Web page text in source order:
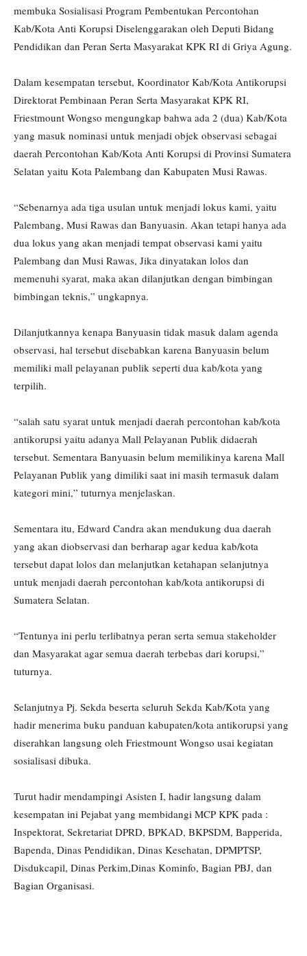
membuka Sosialisasi Program Pembentukan Percontohan
Kab/Kota Anti Korupsi Diselenggarakan oleh Deputi Bidang
Pendidikan dan Peran Serta Masyarakat KPK RI di Griya Agung.
Dalam kesempatan tersebut, Koordinator Kab/Kota Antikorupsi
Direktorat Pembinaan Peran Serta Masyarakat KPK RI,
Friestmount Wongso mengungkap bahwa ada 2 (dua) Kab/Kota
yang masuk nominasi untuk menjadi objek observasi sebagai
daerah Percontohan Kab/Kota Anti Korupsi di Provinsi Sumatera
Selatan yaitu Kota Palembang dan Kabupaten Musi Rawas.
“Sebenarnya ada tiga usulan untuk menjadi lokus kami, yaitu
Palembang, Musi Rawas dan Banyuasin. Akan tetapi hanya ada
dua lokus yang akan menjadi tempat observasi kami yaitu
Palembang dan Musi Rawas, Jika dinyatakan lolos dan
memenuhi syarat, maka akan dilanjutkan dengan bimbingan
bimbingan teknis,” ungkapnya.
Dilanjutkannya kenapa Banyuasin tidak masuk dalam agenda
observasi, hal tersebut disebabkan karena Banyuasin belum
memiliki mall pelayanan publik seperti dua kab/kota yang
terpilih.
“salah satu syarat untuk menjadi daerah percontohan kab/kota
antikorupsi yaitu adanya Mall Pelayanan Publik didaerah
tersebut. Sementara Banyuasin belum memilikinya karena Mall
Pelayanan Publik yang dimiliki saat ini masih termasuk dalam
kategori mini,” tuturnya menjelaskan.
Sementara itu, Edward Candra akan mendukung dua daerah
yang akan diobservasi dan berharap agar kedua kab/kota
tersebut dapat lolos dan melanjutkan ketahapan selanjutnya
untuk menjadi daerah percontohan kab/kota antikorupsi di
Sumatera Selatan.
“Tentunya ini perlu terlibatnya peran serta semua stakeholder
dan Masyarakat agar semua daerah terbebas dari korupsi,”
tuturnya.
Selanjutnya Pj. Sekda beserta seluruh Sekda Kab/Kota yang
hadir menerima buku panduan kabupaten/kota antikorupsi yang
diserahkan langsung oleh Friestmount Wongso usai kegiatan
sosialisasi dibuka.
Turut hadir mendampingi Asisten I, hadir langsung dalam
kesempatan ini Pejabat yang membidangi MCP KPK pada :
Inspektorat, Sekretariat DPRD, BPKAD, BKPSDM, Bapperida,
Bapenda, Dinas Pendidikan, Dinas Kesehatan, DPMPTSP,
Disdukcapil, Dinas Perkim,Dinas Kominfo, Bagian PBJ, dan
Bagian Organisasi.